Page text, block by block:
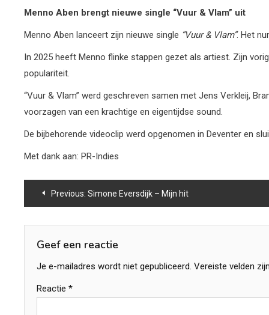
Menno Aben brengt nieuwe single “Vuur & Vlam” uit
Menno Aben lanceert zijn nieuwe single “Vuur & Vlam”. Het
In 2025 heeft Menno flinke stappen gezet als artiest. Zijn
populariteit.
“Vuur & Vlam” werd geschreven samen met Jens Verkleij,
voorzagen van een krachtige en eigentijdse sound.
De bijbehorende videoclip werd opgenomen in Deventer en
Met dank aan: PR-Indies
Bericht
navigatie
Previous: Simone Eversdijk – Mijn hit
Geef een reactie
Je e-mailadres wordt niet gepubliceerd. Vereiste velden
Reactie *